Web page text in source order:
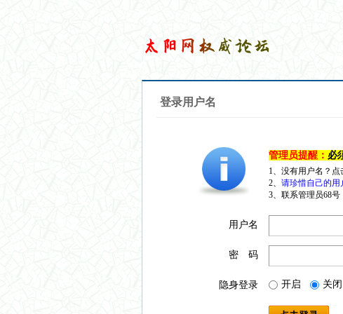
登录用户名
管理员提醒： 必
1、没有用户名？
2、 请珍惜自己的用
3、联系管理员68号
用户名
密 码
隐身登录 开启 关闭